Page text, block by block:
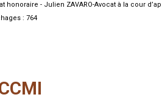
honoraire - Julien ZAVARO-Avocat à la cour
: 764